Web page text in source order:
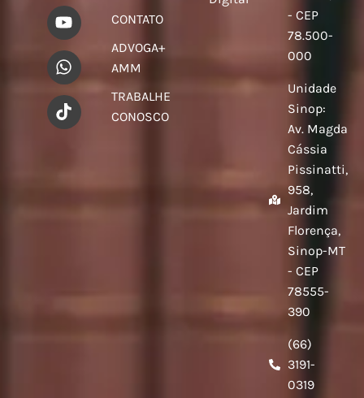
CONTATO
ADVOGA+
AMM
TRABALHE
CONOSCO
- CEP
78.500-
000
Unidade
Sinop:
Av. Magda
Cássia
Pissinatti,
958,
Jardim
Florença,
Sinop-MT
- CEP
78555-
390
(66)
3191-
0319